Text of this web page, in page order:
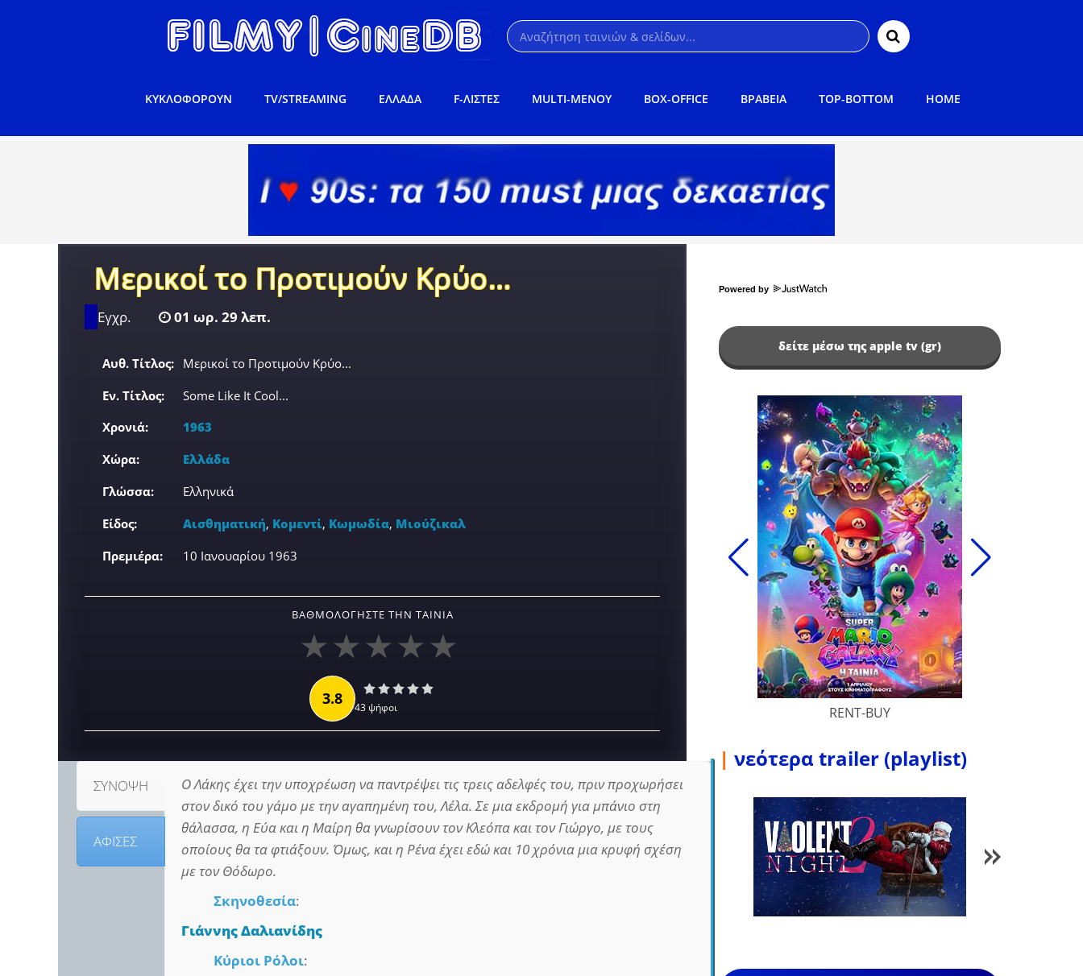
ΚΥΚΛΟΦΟΡΟΥΝ TV/STREAMING ΕΛΛΑΔΑ F-ΛΙΣΤΕΣ MULTI-ΜΕΝΟΥ BOX-OFFICE ΒΡΑΒΕΙΑ TOP-BOTTOM HOME
Μερικοί το Προτιμούν Κρύο…
Εγχρ. 01 ωρ. 29 λεπ.
Αυθ. Τίτλος: Μερικοί το Προτιμούν Κρύο...
Εν. Τίτλος:
Some Like It Cool...
Χρονιά:
1963
Χώρα:
Ελλάδα
Γλώσσα:
Ελληνικά
Είδος:
Αισθηματική, Κομεντί, Κωμωδία, Μιούζικαλ
Πρεμιέρα:
10 Ιανουαρίου 1963
ΒΑΘΜΟΛΟΓΉΣΤΕ ΤΗΝ ΤΑΙΝΊΑ
3.8 43 ψήφοι
ΣΥΝΟΨΗ
ΑΦΙΣΕΣ
Ο Λάκης έχει την υποχρέωση να παντρέψει τις τρεις αδελφές του, πριν προχωρήσει
στον δικό του γάμο με την αγαπημένη του, Λέλα. Σε μια εκδρομή για μπάνιο στη
θάλασσα, η Εύα και η Μαίρη θα γνωρίσουν τον Κλεόπα και τον Γιώργο, με τους
οποίους θα τα φτιάξουν. Όμως, και η Ρένα έχει εδώ και 10 χρόνια μια κρυφή σχέση
με τον Θόδωρο.
Σκηνοθεσία:
Γιάννης Δαλιανίδης
Κύριοι Ρόλοι:
Powered by
δείτε μέσω της apple tv (gr)
RENT-BUY
| νεότερα trailer (playlist)
1 / 84